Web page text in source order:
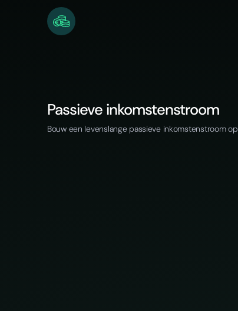
Passieve inkomstenstroom
Bouw een levenslange passieve inkomstenstroom op